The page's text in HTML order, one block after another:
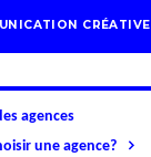
CRÉATIVE
agences
une agence?